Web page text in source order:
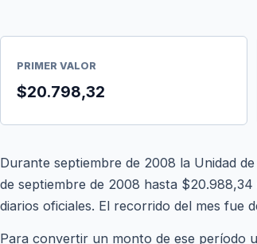
PRIMER VALOR
$20.798,32
Durante septiembre de 2008 la Unidad
de septiembre de 2008 hasta
diarios oficiales. El recorrido del mes fue
Para convertir un monto de ese período